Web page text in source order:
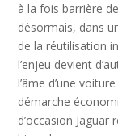
à la fois barrière
désormais, dans
de la réutilisation
l’enjeu devient
l’âme d’une
démarche
d’occasion